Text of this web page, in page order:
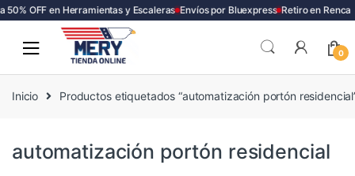
50% OFF en Herramientas y Escaleras Envíos por Bluexpress Retiro en Renca
0
Inicio Productos etiquetados “automatización portón
automatización portón residencial